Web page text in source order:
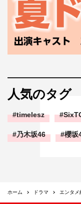
人気のタグ
timelesz
乃木坂46 櫻坂
ホーム ドラマ エンタメ